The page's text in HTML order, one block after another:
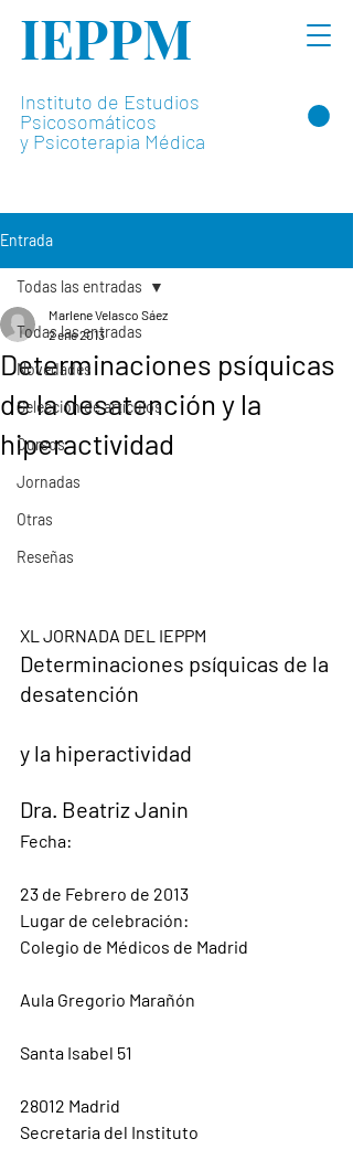
IEPPM
Instituto de Estudios
Psicosomáticos
y Psicoterapia Médica
Entrada
Todas las entradas
Novedades
Selección de artículos
Cursos
Jornadas
Otras
Reseñas
Todas las entradas
Determinaciones psíquicas
de la desatención y la
hiperactividad
Marlene Velasco Sáez
2 ene 2013
XL JORNADA DEL IEPPM
Determinaciones psíquicas de la
desatención
y la hiperactividad
Dra. Beatriz Janin
Fecha:
23 de Febrero de 2013
Lugar de celebración:
Colegio de Médicos de Madrid
Aula Gregorio Marañón
Santa Isabel 51
28012 Madrid
Secretaria del Instituto